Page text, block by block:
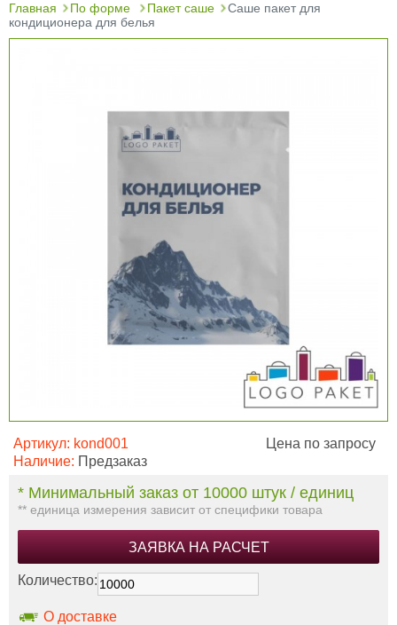
Главная По форме Пакет саше
Саше пакет для
кондиционера для белья
Артикул: kond001
Наличие: Предзаказ
Цена по запросу
* Минимальный заказ от 10000 штук / единиц
** единица измерения зависит от специфики товара
ЗАЯВКА НА РАСЧЕТ
Количество:
О доставке